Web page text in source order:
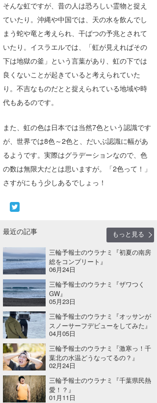
そんな虹ですが、昔の人は恐ろしい霊物と捉え
ていたり。沖縄や中国では、天の水を飲んでし
まう蛇や竜と考えられ、干ばつの予兆とされて
いたり。イスラエルでは、「虹が見えればその
下は地獄の釜」という言葉があり、虹の下では
良くないことが起きていると考えられていた
り。不吉なものだとと捉えられている地域や時
代もあるのです。
また、虹の色は日本では当然7色という認識です
が、世界では8色～2色と、だいぶ認識に幅があ
るようです。実際はグラデーションなので、色
の数は無限大だとは思いますが。「2色って！」
さすがにもう少しあるでしょっ！
最近の記事
もっと見る
三輪予報士のウラナミ『初夏の南房
総をコンプリート』
06月24日
三輪予報士のウラナミ『ザワつく
GW』
05月23日
三輪予報士のウラナミ『オッサンが
スノーサーフデビューをしてみた』
04月05日
三輪予報士のウラナミ『激寒っ！千
葉北の水温どうなってるの？』
02月24日
三輪予報士のウラナミ『千葉県民熱
愛！？』
01月11日
mitsuteru Kamio
Yasunari Inoue
Yoshiyuki Obata
arukasvision
DELTA FORCE SURF
熊谷素子
SURFMEDIA
Colors MAGAZINE
WAVAL
波伝説アンバサダー/プロライダー
福島寿実子
中浦“JET”章
嵯峨明日香
進士剛光
植村未来
NOBUFUKU
大野”MAR”修聖
波伝説スタッフ
☆加藤
+☆maki☆+
Aichan
ECE
G◎Da
H
KY
MIN
mitz
OYZ
S.K
Soulman
VAGY
waka☆=
YUKI☆
波伝説